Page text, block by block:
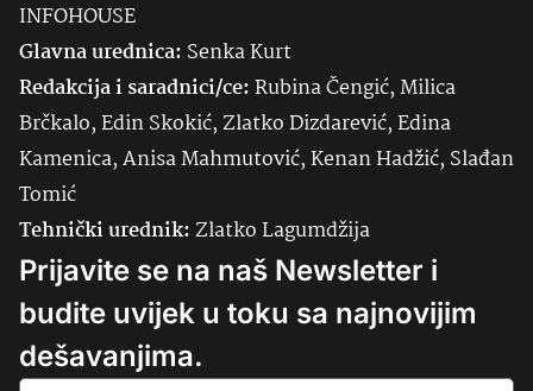
INFOHOUSE
Glavna urednica: SenkaKurt
Redakcija i saradnici/ce:Rubina Čengić, Milica
Brčkalo, Edin Skokić, Zlatko Dizdarević, Edina
Kamenica, Anisa Mahmutović, Kenan Hadžić, Slađan
Tomić
Tehnički urednik:Zlatko Lagumdžija
Prijavite se na naš Newsletter i
budite uvijek u toku sa najnovijim
dešavanjima.